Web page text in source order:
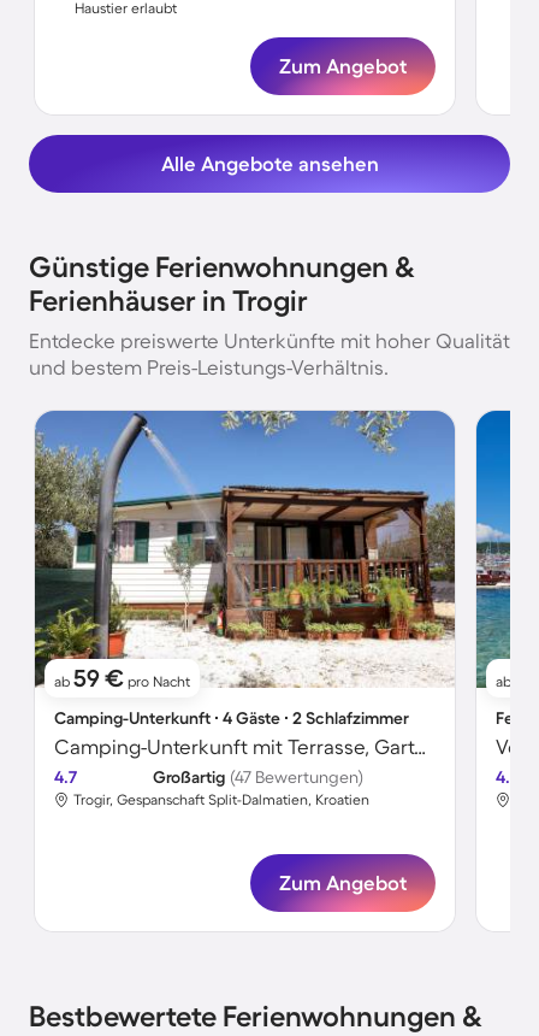
Haustier erlaubt
Zum Angebot
Alle Angebote ansehen
Günstige Ferienwohnungen &
Ferienhäuser in Trogir
Entdecke preiswerte Unterkünfte mit hoher Qualität
und bestem Preis-Leistungs-Verhältnis.
ab 59 € pro Nacht
Camping-Unterkunft ∙ 4 Gäste ∙ 2 Schlafzimmer
Camping-Unterkunft mit Terrasse, Garten und Grill | Naturblick
4.7 Großartig (47 Bewertungen)
Trogir, Gespanschaft Split-Dalmatien, Kroatien
Zum Angebot
ab
4.8
Bestbewertete Ferienwohnungen &